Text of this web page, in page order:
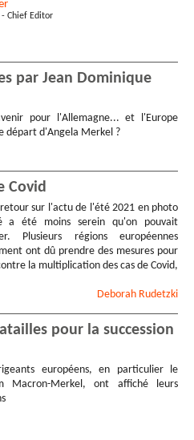
- Chief Editor
par Jean Dominique
pour l'Allemagne... et l'Europe
départ d'Angela Merkel ?
Covid
sur l'actu de l'été 2021 en photo
a été moins serein qu'on pouvait
Plusieurs régions européennes
ont dû prendre des mesures pour
la multiplication des cas de Covid,
Deborah Rudetzki
pour la succession
européens, en particulier le
Macron-Merkel, ont affiché leurs